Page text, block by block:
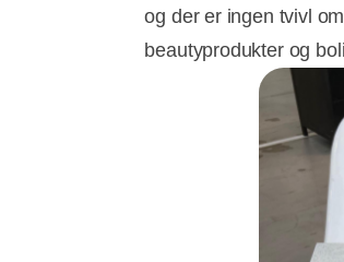
og der er ingen tvivl
beautyprodukter og